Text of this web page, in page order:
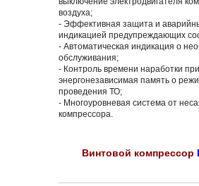
воздуха;
- Эффективная защита и
индикацией предупреждающих
- Автоматическая индикация о
обслуживания;
- Контроль времени наработки
энергонезависимая память о
проведения ТО;
- Многоуровневая система от
компрессора.
Винтовой компрессор